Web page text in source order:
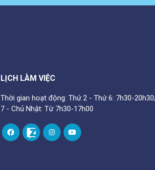
LỊCH LÀM VIỆC
Thời gian hoạt động: Thứ 2 - Thứ 6: 7h30-
7 - Chủ Nhật: Từ 7h30-17h00